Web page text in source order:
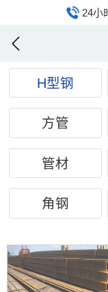
24小
H型钢
方管
管材
角钢